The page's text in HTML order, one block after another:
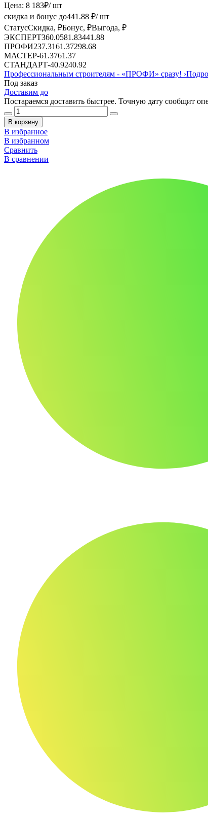
Цена: 8 183₽/ шт
скидка и бонус до441.88 ₽/ шт
СтатусСкидка, ₽Бонус, ₽Выгода, ₽
ЭКСПЕРТ360.0581.83441.88
ПРОФИ237.3161.37298.68
МАСТЕР-61.3761.37
СТАНДАРТ-40.9240.92
Профессиональным строителям - «ПРОФИ» сразу! ›
Под заказ
Доставим до
Постараемся доставить быстрее. Точную дату сообщит
В корзину
В избранное
В избранном
Сравнить
В сравнении